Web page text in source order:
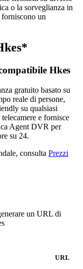
o la sorveglianza in
un
Hkes
gratuito basato su
reale di persone,
su qualsiasi
e fornisce
Agent DVR per
su 24.
consulta Prezzi
un URL di
URL